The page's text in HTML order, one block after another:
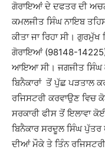
ਗੋਰਾਇਆਂ ਦੇ ਦਫਤਰ ਦੀ
ਕਮਲਜੀਤ ਸਿੰਘ ਨਾਇਬ
ਕੀਤਾ ਜਾ ਰਿਹਾ ਸੀ।
ਗੋਰਾਇਆਂ (98148-
ਆਇਆ ਸੀ। ਜਗਜੀਤ ਸਿੰਘ
ਬਿਨੈਕਾਰਾਂ ਤੋਂ ਪੁੱਛ ਪੜਤਾਲ
ਰਜਿਸਟਰੀ ਕਰਵਾਉਣ
ਸਰਕਾਰੀ ਫੀਸ ਤੋਂ ਇਲਾਵਾ
ਬਿਨੈਕਾਰ ਸਰਦੂਲ ਸਿੰਘ ਪੁੱਤਰ
ਦੀਆਂ ਮੌਕੇ ਤੇ ਤਿੰਨ